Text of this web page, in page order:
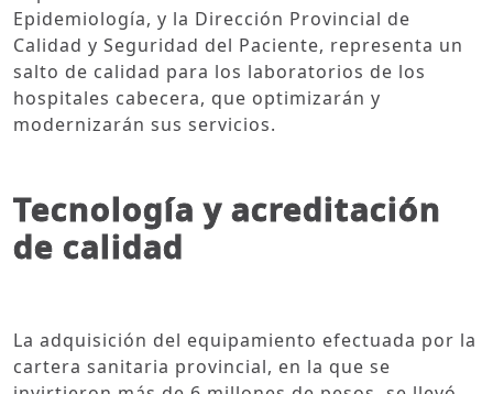
Epidemiología, y la Dirección Provincial de
Calidad y Seguridad del Paciente, representa un
salto de calidad para los laboratorios de los
hospitales cabecera, que optimizarán y
modernizarán sus servicios.
Tecnología y acreditación
de calidad
La adquisición del equipamiento efectuada por la
cartera sanitaria provincial, en la que se